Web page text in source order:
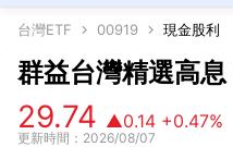
台灣ETF 00919 現金股利
群益台灣精選高息
29.74 ▲0.14 +0.47%
更新時間：2026/08/07